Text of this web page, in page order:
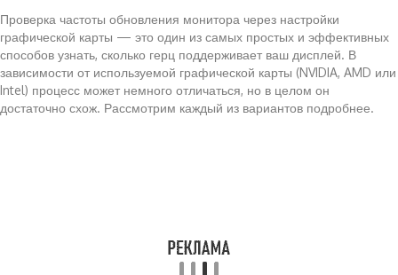
Проверка частоты обновления монитора через настройки
графической карты — это один из самых простых и эффективных
способов узнать, сколько герц поддерживает ваш дисплей. В
зависимости от используемой графической карты (NVIDIA, AMD или
Intel) процесс может немного отличаться, но в целом он
достаточно схож. Рассмотрим каждый из вариантов подробнее.